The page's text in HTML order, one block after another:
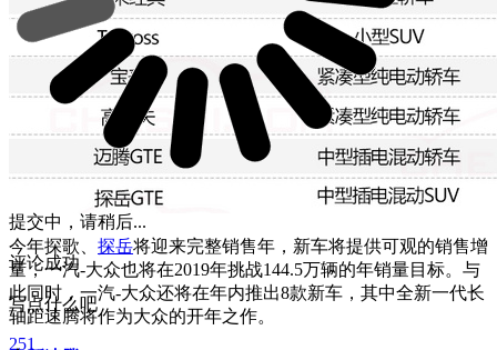
今年探歌、 探岳将迎来完整销售年，新车将提供可观的销售增
量，一汽-大众也将在2019年挑战144.5万辆的年销量目标。与
此同时，一汽-大众还将在年内推出8款新车，其中全新一代长
轴距速腾将作为大众的开年之作。
提交中，请稍后...
评论成功
写点什么吧
251